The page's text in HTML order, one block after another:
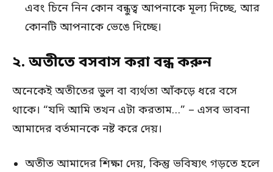
এবং চিনে নিন কোন বন্ধুত্ব আপনাকে মূল্য দিচ্ছে, আর
কোনটি আপনাকে ভেঙে দিচ্ছে।
২. অতীতে বসবাস করা বন্ধ করুন
অনেকেই অতীতের ভুল বা ব্যর্থতা আঁকড়ে ধরে বসে
থাকে। “যদি আমি তখন এটা করতাম…” – এসব ভাবনা
আমাদের বর্তমানকে নষ্ট করে দেয়।
অতীত আমাদের শিক্ষা দেয়, কিন্তু ভবিষ্যৎ গড়তে হলে